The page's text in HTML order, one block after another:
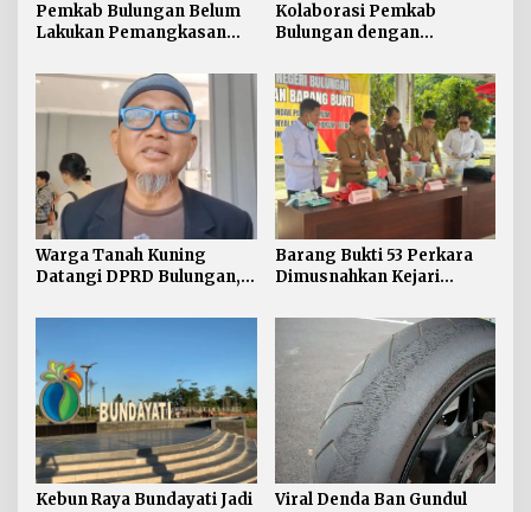
Pemkab Bulungan Belum
Lakukan Pemangkasan
Ada Arahan Pusat
Kolaborasi Pemkab
Bulungan dengan
Desa/Kelurahan Satu
Sarjana
Warga Tanah Kuning
Datangi DPRD Bulungan,
Persen segera
Barang Bukti 53 Perkara
Dimusnahkan Kejari
Didominasi Kasus Sabu
Kebun Raya Bundayati Jadi
Viral Denda Ban Gundul